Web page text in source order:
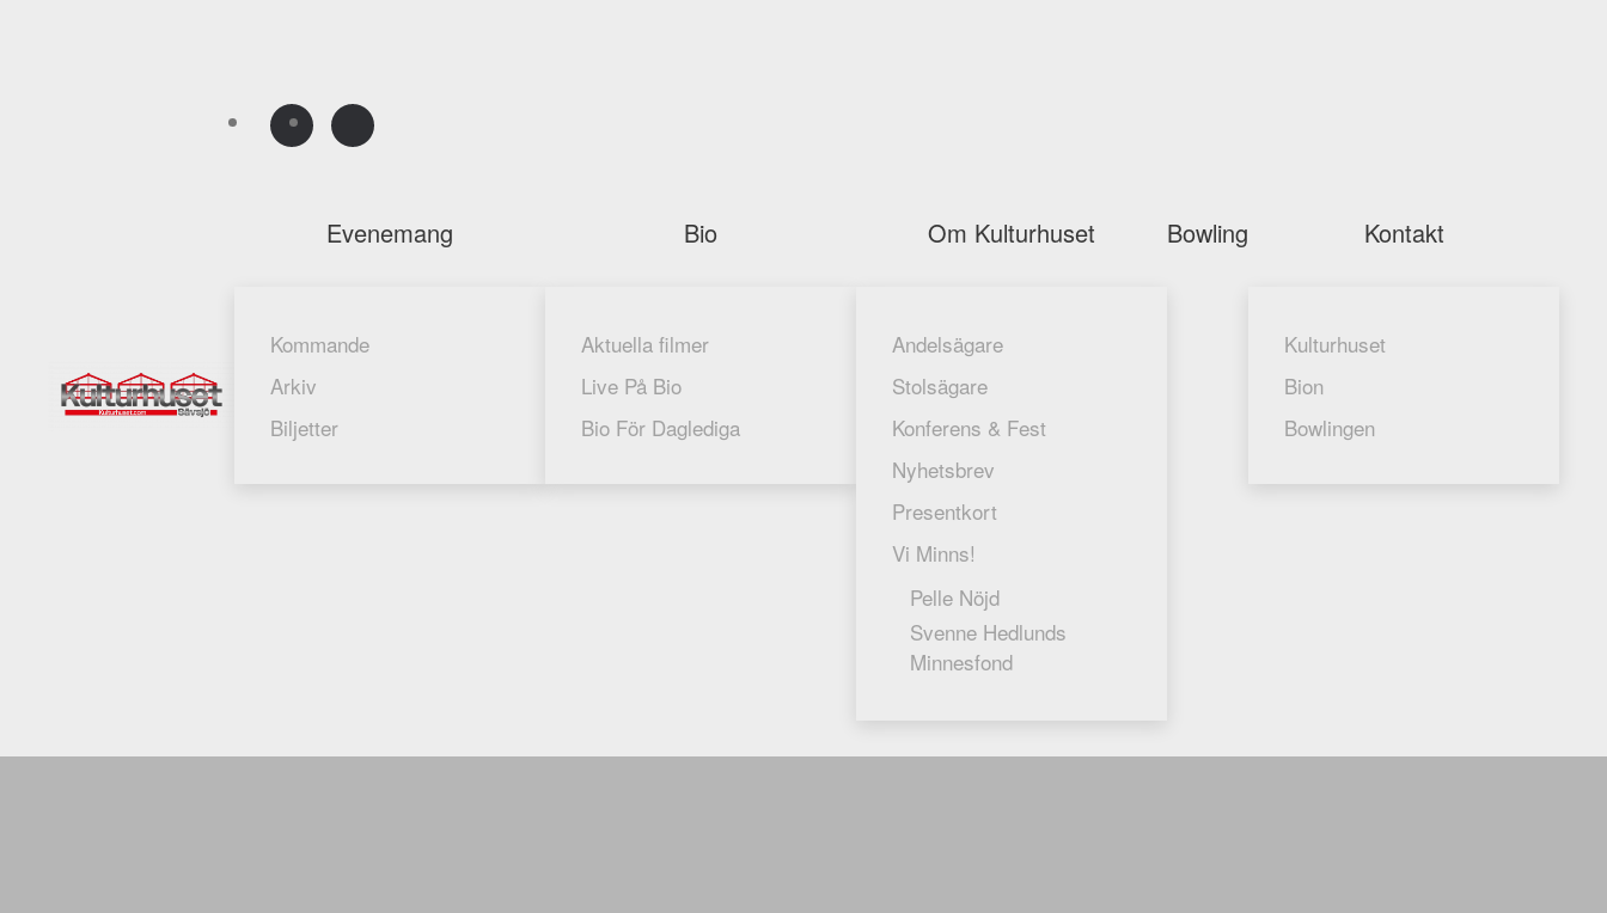
Evenemang
Kommande
Arkiv
Biljetter
Bio
Aktuella filmer
Live På Bio
Bio För Daglediga
Om Kulturhuset
Andelsägare
Stolsägare
Konferens & Fest
Nyhetsbrev
Presentkort
Vi Minns!
Pelle Nöjd
Svenne Hedlunds
Minnesfond
Bowling Kontakt
Kulturhuset
Bion
Bowlingen